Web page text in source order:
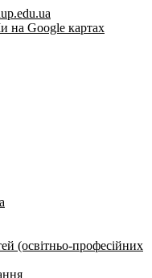
на Google картах
(освітньо-професійних